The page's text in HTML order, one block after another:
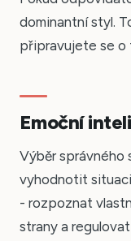
dominantní styl.
připravujete se o
Emoční
Výběr správného
vyhodnotit
- rozpoznat
strany a